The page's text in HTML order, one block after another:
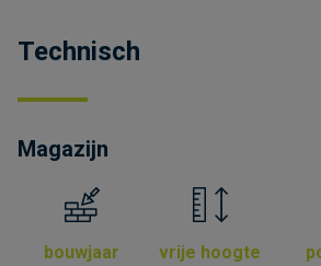
Technisch
Magazijn
bouwjaar
vrije hoogte